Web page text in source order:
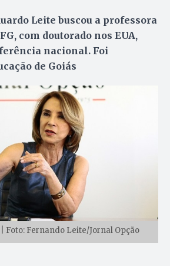
Leite buscou a professora
com doutorado nos EUA,
nacional. Foi
de Goiás
Foto: Fernando Leite/Jornal Opção